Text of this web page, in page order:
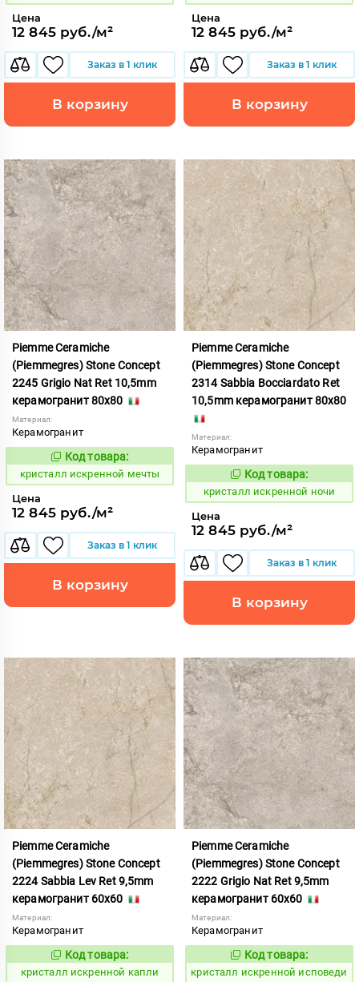
Цена
12 845 руб./м²
Заказ в 1 клик
В корзину
Цена
12 845 руб./м²
Заказ в 1 клик
В корзину
Piemme Ceramiche
(Piemmegres) Stone Concept
2245 Grigio Nat Ret 10,5mm
керамогранит 80x80
Материал:
Керамогранит
817051
Код товара:
кристалл искренной мечты
Цена
12 845 руб./м²
Заказ в 1 клик
В корзину
Piemme Ceramiche
(Piemmegres) Stone Concept
2314 Sabbia Bocciardato Ret
10,5mm керамогранит 80x80
Материал:
Керамогранит
817061
Код товара:
кристалл искренной ночи
Цена
12 845 руб./м²
Заказ в 1 клик
В корзину
Piemme Ceramiche
(Piemmegres) Stone Concept
2224 Sabbia Lev Ret 9,5mm
керамогранит 60x60
Материал:
Керамогранит
817037
Код товара:
кристалл искренной капли
Piemme Ceramiche
(Piemmegres) Stone Concept
2222 Grigio Nat Ret 9,5mm
керамогранит 60x60
Материал:
Керамогранит
817035
Код товара:
кристалл искренной исповеди